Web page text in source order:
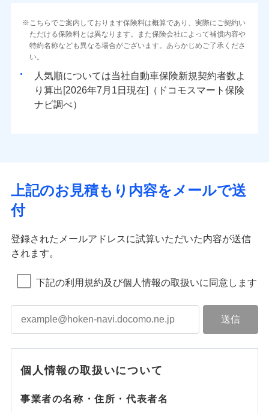
こちらでご案内しております保険料は概算であり、実際にご契約い
ただける保険料とは異なります。また保険会社によって補償内容や
特約名称なども異なる場合がございます。あらかじめご了承くださ
い。
人気順については当社
新規契約者数よ
り算出[
年 月
日現在]（ドコモスマート保険
ナビ調べ）
上記のお見積もり内容をメールで送
付
登録されたメールアドレスに試算いただいた内容が送信
されます。
下記の利用規約及び個人情報の取扱いに同意します
個人情報の取扱いについて
事業者の名称・住所・代表者名